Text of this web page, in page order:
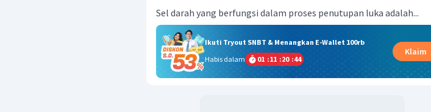
Sel darah yang berfungsi dalam proses penutupan luka adalah...
Ikuti Tryout SNBT & Menangkan E-Wallet 100rb
Habis dalam
01 :11 :20 :43
Klaim